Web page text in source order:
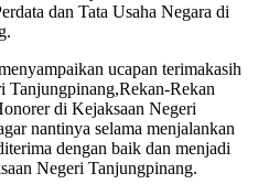
dan Tata Usaha Negara di
ucapan terimakasih
Tanjungpinang,Rekan-Rekan
di Kejaksaan Negeri
nantinya selama menjalankan
dengan baik dan menjadi
Negeri Tanjungpinang.